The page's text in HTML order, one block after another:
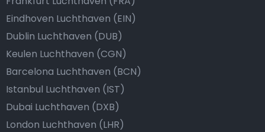
Eindhoven Luchthaven (EIN)
Dublin Luchthaven (DUB)
Keulen Luchthaven (CGN)
Barcelona Luchthaven (BCN)
Istanbul Luchthaven (IST)
Dubai Luchthaven (DXB)
London Luchthaven (LHR)